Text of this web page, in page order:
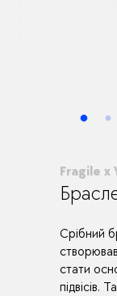
Fragile x
Срібний
стати
підвісів.